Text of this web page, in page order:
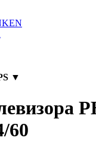
▼
60